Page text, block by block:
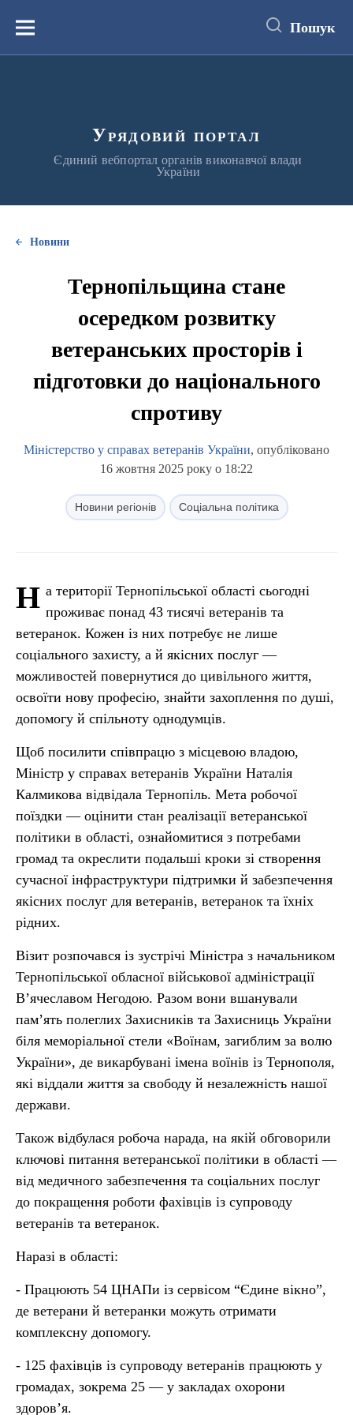
вмістуМеню Пошук
Урядовий портал
Єдиний вебпортал органів виконавчої влади
України
Новини
Тернопільщина стане
осередком розвитку
ветеранських просторів і
підготовки до національного
спротиву
Міністерство у справах ветеранів України, опубліковано
16 жовтня 2025 року о 18:22
Новини регіонів Соціальна політика
Н а території Тернопільської області сьогодні
проживає понад 43 тисячі ветеранів та
ветеранок. Кожен із них потребує не лише
соціального захисту, а й якісних послуг —
можливостей повернутися до цивільного життя,
освоїти нову професію, знайти захоплення по душі,
допомогу й спільноту однодумців.
Щоб посилити співпрацю з місцевою владою,
Міністр у справах ветеранів України Наталія
Калмикова відвідала Тернопіль. Мета робочої
поїздки — оцінити стан реалізації ветеранської
політики в області, ознайомитися з потребами
громад та окреслити подальші кроки зі створення
сучасної інфраструктури підтримки й забезпечення
якісних послуг для ветеранів, ветеранок та їхніх
рідних.
Візит розпочався із зустрічі Міністра з начальником
Тернопільської обласної військової адміністрації
В’ячеславом Негодою. Разом вони вшанували
пам’ять полеглих Захисників та Захисниць України
біля меморіальної стели «Воїнам, загиблим за волю
України», де викарбувані імена воїнів із Тернополя,
які віддали життя за свободу й незалежність нашої
держави.
Також відбулася робоча нарада, на якій обговорили
ключові питання ветеранської політики в області —
від медичного забезпечення та соціальних послуг
до покращення роботи фахівців із супроводу
ветеранів та ветеранок.
Наразі в області:
- Працюють 54 ЦНАПи із сервісом “Єдине вікно”,
де ветерани й ветеранки можуть отримати
комплексну допомогу.
- 125 фахівців із супроводу ветеранів працюють у
громадах, зокрема 25 — у закладах охорони
здоров’я.